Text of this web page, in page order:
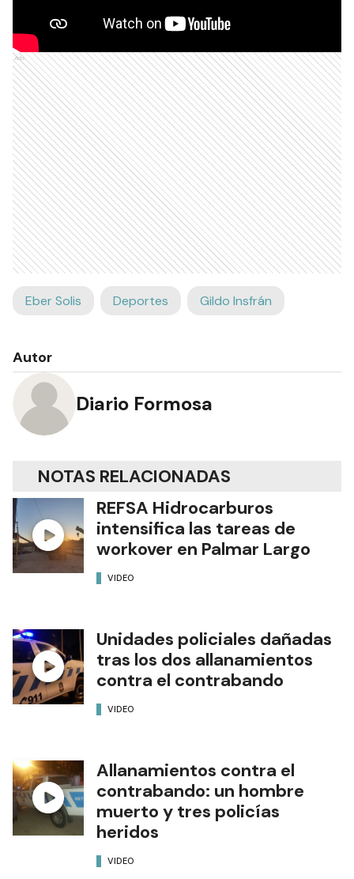
Ads
Eber Solis Deportes Gildo Insfrán
Autor
Diario Formosa
NOTAS RELACIONADAS
REFSA Hidrocarburos
intensifica las tareas de
workover en Palmar Largo
VIDEO
Unidades policiales dañadas
tras los dos allanamientos
contra el contrabando
VIDEO
Allanamientos contra el
contrabando: un hombre
muerto y tres policías
heridos
VIDEO